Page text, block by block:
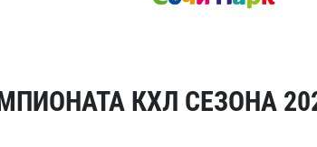
КХЛ СЕЗОНА